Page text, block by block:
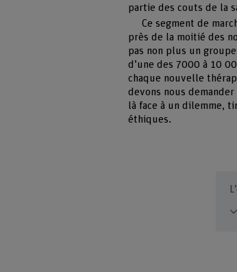
partie des couts de la
Ce segment de
près de la moitié des
pas non plus un
d’une des 7000 à 10
chaque nouvelle
devons nous
là face à un dilemme,
éthiques.